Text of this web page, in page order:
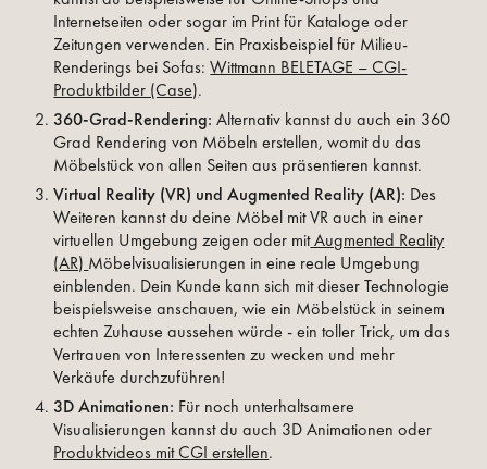
Internetseiten oder sogar im Print für Kataloge oder
Zeitungen verwenden. Ein Praxisbeispiel für Milieu-
Renderings bei Sofas:Wittmann BELETAGE – CGI-
Produktbilder (Case).
360-Grad-Rendering: Alternativ kannst du auch ein 360
Grad Rendering von Möbeln erstellen, womit du das
Möbelstück von allen Seiten aus präsentieren kannst.
Virtual Reality (VR) und Augmented Reality (AR): Des
Weiteren kannst du deine Möbel mit VR auch in einer
virtuellen Umgebung zeigen oder mitAugmented Reality
(AR) Möbelvisualisierungen in eine reale Umgebung
einblenden. Dein Kunde kann sich mit dieser Technologie
beispielsweise anschauen, wie ein Möbelstück in seinem
echten Zuhause aussehen würde - ein toller Trick, um das
Vertrauen von Interessenten zu wecken und mehr
Verkäufe durchzuführen!
3D Animationen: Für noch unterhaltsamere
Visualisierungen kannst du auch 3D Animationen oder
Produktvideos mit CGI erstellen.